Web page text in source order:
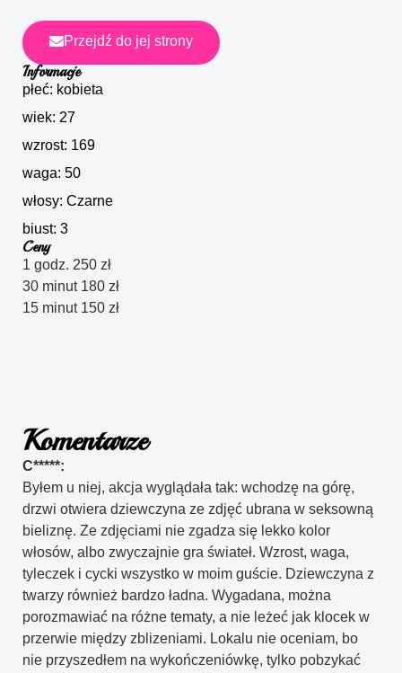
Przejdź do jej strony
Informacje
płeć: kobieta
wiek: 27
wzrost: 169
waga: 50
włosy: Czarne
biust: 3
Ceny
1 godz. 250 zł
30 minut 180 zł
15 minut 150 zł
Komentarze
C*****:
Byłem u niej, akcja wyglądała tak: wchodzę na górę,
drzwi otwiera dziewczyna ze zdjęć ubrana w seksowną
bieliznę. Ze zdjęciami nie zgadza się lekko kolor
włosów, albo zwyczajnie gra świateł. Wzrost, waga,
tyleczek i cycki wszystko w moim guście. Dziewczyna z
twarzy również bardzo ładna. Wygadana, można
porozmawiać na różne tematy, a nie leżeć jak klocek w
przerwie między zblizeniami. Lokalu nie oceniam, bo
nie przyszedłem na wykończeniówkę, tylko pobzykać